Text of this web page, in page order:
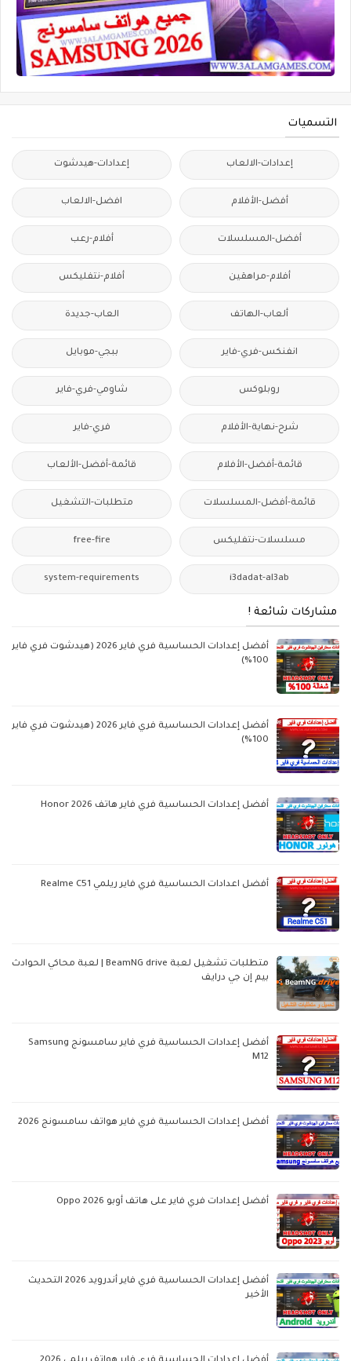
التسميات
إعدادات-الالعاب إعدادات-هيدشوت
أفضل-الأفلام افضل-الالعاب
أفضل-المسلسلات أفلام-رعب
أفلام-مراهقين أفلام-نتفليكس
ألعاب-الهاتف العاب-جديدة
انفنكس-فري-فاير ببجي-موبايل
روبلوكس شاومي-فري-فاير
شرح-نهاية-الأفلام فري-فاير
قائمة-أفضل-الأفلام قائمة-أفضل-الألعاب
قائمة-أفضل-المسلسلات متطلبات-التشغيل
مسلسلات-نتفليكس free-fire
i3dadat-al3ab
system-requirements
مشاركات شائعة !
أفضل إعدادات الحساسية فري فاير 2026 (هيدشوت فري فاير
100%)
أفضل إعدادات الحساسية فري فاير 2026 (هيدشوت فري فاير
100%)
أفضل إعدادات الحساسية فري فاير هاتف Honor 2026
أفضل اعدادات الحساسية فري فاير ريلمي Realme C51
متطلبات تشغيل لعبة BeamNG drive | لعبة محاكي الحوادث
بيم إن جي درايف
أفضل إعدادات الحساسية فري فاير سامسونج Samsung
M12
أفضل إعدادات الحساسية فري فاير هواتف سامسونج 2026
أفضل إعدادات فري فاير على هاتف أوبو Oppo 2026
أفضل إعدادات الحساسية فري فاير أندرويد 2026 التحديث
الأخير